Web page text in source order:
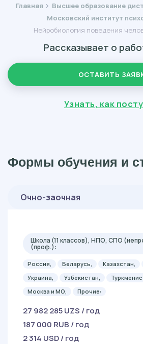
Главная
Высшее образование
Московский институт
Нейробиология поведения
Рассказывает о
ОСТАВИТЬ
Узнать, как
Формы обучения и
Очно-заочная
Школа (11 классов), НПО, СПО
(проф.):
Россия, Беларусь, Казахстан,
Украина,
Узбекистан,
Москва и МО,
Прочие:
27 982 285 UZS / год
187 000 RUB / год
2 314 USD / год